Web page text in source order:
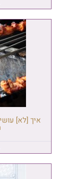
איך [לא]